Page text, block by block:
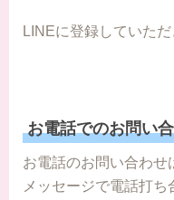
LINEに登録していた
お電話でのお問い
お電話のお問い合わ
メッセージで電話打